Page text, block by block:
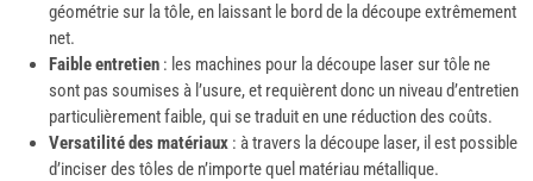
géométrie sur la tôle, en laissant le bord de la découpe extrêmement
net.
Faible entretien : les machines pour la découpe laser sur tôle ne
sont pas soumises à l’usure, et requièrent donc un niveau d’entretien
particulièrement faible, qui se traduit en une réduction des coûts.
Versatilité des matériaux : à travers la découpe laser, il est possible
d’inciser des tôles de n’importe quel matériau métallique.